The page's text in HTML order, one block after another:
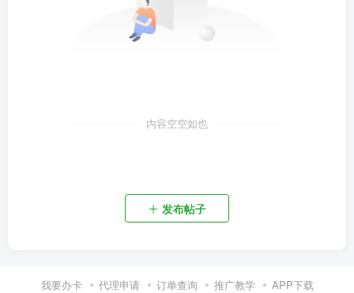
内容空空如也
发布帖子
我要办卡 代理申请 订单查询 推广教学 APP下载